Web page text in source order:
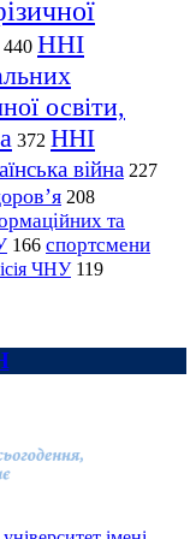
440 ННІ
освіти,
372 ННІ
війна 227
208
та
166 спортсмени
ЧНУ 119